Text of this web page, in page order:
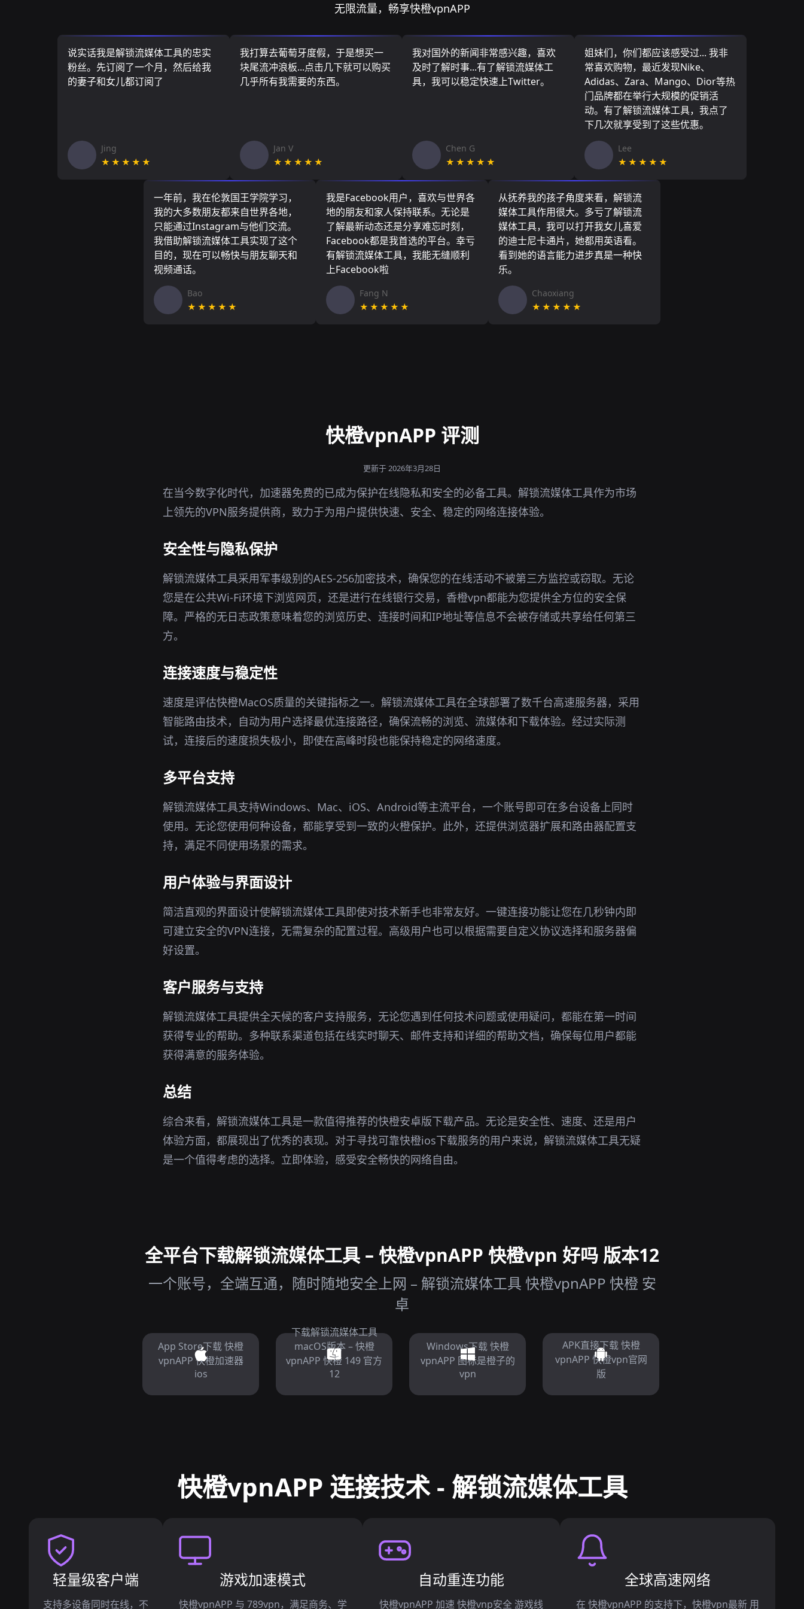
无限流量，畅享快橙vpnAPP
说实话我是解锁流媒体工具的忠实
粉丝。先订阅了一个月，然后给我
的妻子和女儿都订阅了
Jing
★★★★★
我打算去葡萄牙度假，于是想买一
块尾流冲浪板...点击几下就可以购买
几乎所有我需要的东西。
Jan V
★★★★★
我对国外的新闻非常感兴趣，喜欢
及时了解时事...有了解锁流媒体工
具，我可以稳定快速上Twitter。
Chen G
★★★★★
姐妹们，你们都应该感受过... 我非
常喜欢购物，最近发现Nike、
Adidas、Zara、Mango、Dior等热
门品牌都在举行大规模的促销活
动。有了解锁流媒体工具，我点了
下几次就享受到了这些优惠。
Lee
★★★★★
一年前，我在伦敦国王学院学习，
我的大多数朋友都来自世界各地，
只能通过Instagram与他们交流。
我借助解锁流媒体工具实现了这个
目的，现在可以畅快与朋友聊天和
视频通话。
Bao
★★★★★
我是Facebook用户，喜欢与世界各
地的朋友和家人保持联系。无论是
了解最新动态还是分享难忘时刻，
Facebook都是我首选的平台。幸亏
有解锁流媒体工具，我能无缝顺利
上Facebook啦
Fang N
★★★★★
从抚养我的孩子角度来看，解锁流
媒体工具作用很大。多亏了解锁流
媒体工具，我可以打开我女儿喜爱
的迪士尼卡通片，她都用英语看。
看到她的语言能力进步真是一种快
乐。
Chaoxiang
★★★★★
快橙vpnAPP 评测
更新于 2026年3月28日
在当今数字化时代，加速器免费的已成为保护在线隐私和安全的必备工具。解锁流媒体工具作为市场
上领先的VPN服务提供商，致力于为用户提供快速、安全、稳定的网络连接体验。
安全性与隐私保护
解锁流媒体工具采用军事级别的AES-256加密技术，确保您的在线活动不被第三方监控或窃取。无论
您是在公共Wi-Fi环境下浏览网页，还是进行在线银行交易，香橙vpn都能为您提供全方位的安全保
障。严格的无日志政策意味着您的浏览历史、连接时间和IP地址等信息不会被存储或共享给任何第三
方。
连接速度与稳定性
速度是评估快橙MacOS质量的关键指标之一。解锁流媒体工具在全球部署了数千台高速服务器，采用
智能路由技术，自动为用户选择最优连接路径，确保流畅的浏览、流媒体和下载体验。经过实际测
试，连接后的速度损失极小，即使在高峰时段也能保持稳定的网络速度。
多平台支持
解锁流媒体工具支持Windows、Mac、iOS、Android等主流平台，一个账号即可在多台设备上同时
使用。无论您使用何种设备，都能享受到一致的火橙保护。此外，还提供浏览器扩展和路由器配置支
持，满足不同使用场景的需求。
用户体验与界面设计
简洁直观的界面设计使解锁流媒体工具即使对技术新手也非常友好。一键连接功能让您在几秒钟内即
可建立安全的VPN连接，无需复杂的配置过程。高级用户也可以根据需要自定义协议选择和服务器偏
好设置。
客户服务与支持
解锁流媒体工具提供全天候的客户支持服务，无论您遇到任何技术问题或使用疑问，都能在第一时间
获得专业的帮助。多种联系渠道包括在线实时聊天、邮件支持和详细的帮助文档，确保每位用户都能
获得满意的服务体验。
总结
综合来看，解锁流媒体工具是一款值得推荐的快橙安卓版下载产品。无论是安全性、速度、还是用户
体验方面，都展现出了优秀的表现。对于寻找可靠快橙ios下载服务的用户来说，解锁流媒体工具无疑
是一个值得考虑的选择。立即体验，感受安全畅快的网络自由。
全平台下载解锁流媒体工具 – 快橙vpnAPP 快橙vpn 好吗 版本12
一个账号，全端互通，随时随地安全上网 – 解锁流媒体工具 快橙vpnAPP 快橙 安
卓
App Store下载 快橙
vpnAPP 快橙加速器
ios
下载解锁流媒体工具
macOS版本 – 快橙
vpnAPP 快橙 149 官方
12
Windows下载 快橙
vpnAPP 图标是橙子的
vpn
APK直接下载 快橙
vpnAPP 快橙vpn官网
版
快橙vpnAPP 连接技术 - 解锁流媒体工具
轻量级客户端
支持多设备同时在线，不
游戏加速模式
快橙vpnAPP 与 789vpn，满足商务、学
自动重连功能
快橙vpnAPP 加速 快橙vnp安全 游戏线
全球高速网络
在 快橙vpnAPP 的支持下，快橙vpn最新 用